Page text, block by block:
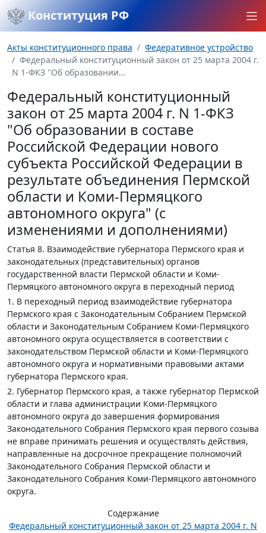
Конституция РФ
Акты конституционного права
Федеративное устройство
Федеральный конституционный закон от 25 марта 2004 г.
N 1-ФКЗ "Об образовании...
Федеральный конституционный
закон от 25 марта 2004 г. N 1-ФКЗ
"Об образовании в составе
Российской Федерации нового
субъекта Российской Федерации в
результате объединения Пермской
области и Коми-Пермяцкого
автономного округа" (с
изменениями и дополнениями)
Статья 8. Взаимодействие губернатора Пермского края и
законодательных (представительных) органов
государственной власти Пермской области и Коми-
Пермяцкого автономного округа в переходный период
1. В переходный период взаимодействие губернатора
Пермского края с Законодательным Собранием Пермской
области и Законодательным Собранием Коми-Пермяцкого
автономного округа осуществляется в соответствии с
законодательством Пермской области и Коми-Пермяцкого
автономного округа и нормативными правовыми актами
губернатора Пермского края.
2. Губернатор Пермского края, а также губернатор Пермской
области и глава администрации Коми-Пермяцкого
автономного округа до завершения формирования
Законодательного Собрания Пермского края первого созыва
не вправе принимать решения и осуществлять действия,
направленные на досрочное прекращение полномочий
Законодательного Собрания Пермской области и
Законодательного Собрания Коми-Пермяцкого автономного
округа.
Содержание
Федеральный конституционный закон от 25 марта 2004 г. N